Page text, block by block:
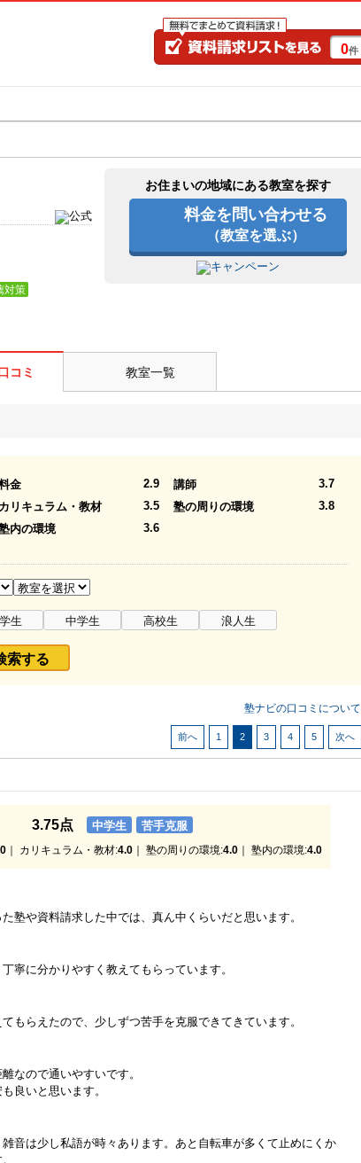
0件
対策
お住まいの地域にある教室を探す
料金を問い合わせる
（教室を選ぶ）
コミ 教室一覧
金 2.9 講師
3.7
カリキュラム・教材
3.5 塾の周りの環境
3.8
内の環境
3.6
生 中学生 高校生 浪人生
索する
塾ナビの口コミについて
前へ 1 2 3 4 5 次へ
3.75点 中学生 苦手克服
｜ カリキュラム・教材:4.0 ｜ 塾の周りの環境:4.0 ｜ 塾内の環境:4.0
塾や資料請求した中では、真ん中くらいだと思います。
寧に分かりやすく教えてもらっています。
もらえたので、少しずつ苦手を克服できてきています。
なので通いやすいです。
良いと思います。
音は少し私語が時々あります。あと自転車が多くて止めにくか